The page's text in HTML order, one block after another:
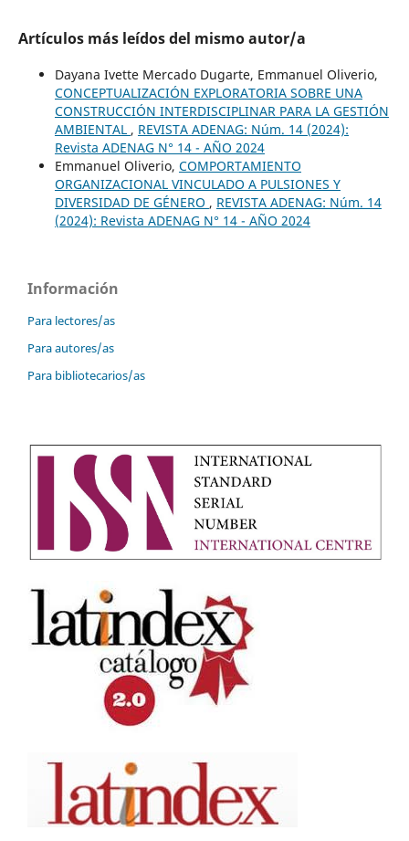
Artículos más leídos del mismo autor/a
Dayana Ivette Mercado Dugarte, Emmanuel Oliverio,
CONCEPTUALIZACIÓN EXPLORATORIA SOBRE UNA
CONSTRUCCIÓN INTERDISCIPLINAR PARA LA GESTIÓN
AMBIENTAL , REVISTA ADENAG: Núm. 14 (2024):
Revista ADENAG N° 14 - AÑO 2024
Emmanuel Oliverio, COMPORTAMIENTO
ORGANIZACIONAL VINCULADO A PULSIONES Y
DIVERSIDAD DE GÉNERO , REVISTA ADENAG: Núm. 14
(2024): Revista ADENAG N° 14 - AÑO 2024
Información
Para lectores/as
Para autores/as
Para bibliotecarios/as